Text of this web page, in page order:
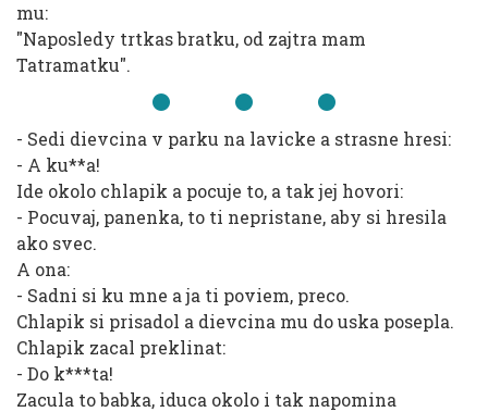
mu:
"Naposledy trtkas bratku, od zajtra mam
Tatramatku".
- Sedi dievcina v parku na lavicke a strasne hresi:
- A ku**a!
Ide okolo chlapik a pocuje to, a tak jej hovori:
- Pocuvaj, panenka, to ti nepristane, aby si hresila
ako svec.
A ona:
- Sadni si ku mne a ja ti poviem, preco.
Chlapik si prisadol a dievcina mu do uska posepla.
Chlapik zacal preklinat:
- Do k***ta!
Zacula to babka, iduca okolo i tak napomina